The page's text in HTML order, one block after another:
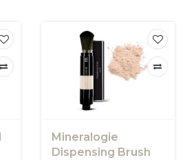
Mineralogie
Dispensing Brush